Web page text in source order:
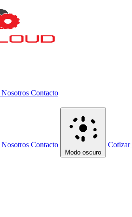
Nosotros Contacto
Nosotros Contacto
Modo oscuro
Cotizar